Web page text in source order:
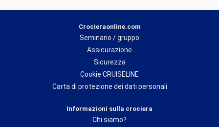
Crocieraonline.com
Seminario / gruppo
Assicurazione
Sicurezza
Cookie CRUISELINE
Carta di protezione dei dati personali
Informazioni sulla crociera
Chi siamo?